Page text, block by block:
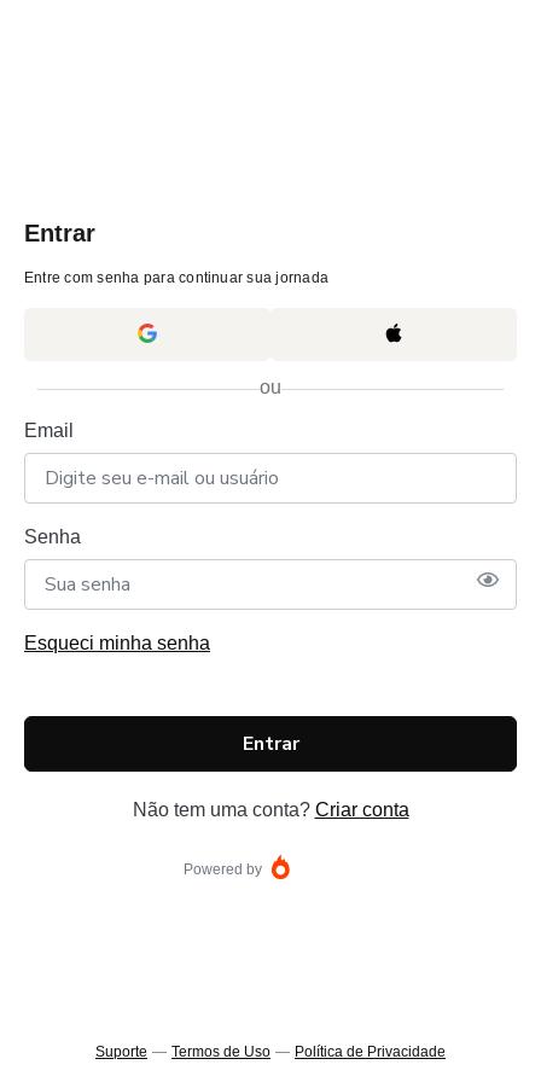
Entrar
Entre com senha para continuar sua jornada
ou
Email
Senha
Esqueci minha senha
Entrar
Não tem uma conta? Criar conta
Powered by
Suporte — Termos de Uso — Política de Privacidade